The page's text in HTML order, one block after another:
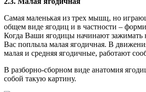
Самая маленькая из трех мышц, но
общем виде ягодиц и в частности –
Когда Ваши ягодицы начинают зажимать
Вас поплыла малая ягодичная. В
малая и средняя ягодичные, работают
В разборно-сборном виде анатомия
собой такую картину.